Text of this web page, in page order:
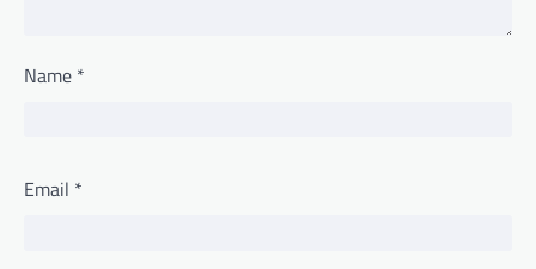
Name *
Email *